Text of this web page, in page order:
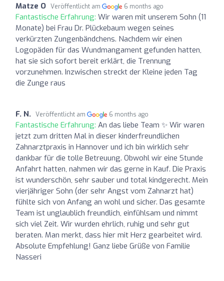
Matze O Veröffentlicht am 6 months ago
Fantastische Erfahrung: Wir waren mit unserem Sohn (11
Monate) bei Frau Dr. Plückebaum wegen seines
verkürzten Zungenbändchens. Nachdem wir einen
Logopäden für das Wundmangament gefunden hatten,
hat sie sich sofort bereit erklärt, die Trennung
vorzunehmen. Inzwischen streckt der Kleine jeden Tag
die Zunge raus
F. N. Veröffentlicht am 6 months ago
Fantastische Erfahrung: An das liebe Team ✨ Wir waren
jetzt zum dritten Mal in dieser kinderfreundlichen
Zahnarztpraxis in Hannover und ich bin wirklich sehr
dankbar für die tolle Betreuung. Obwohl wir eine Stunde
Anfahrt hatten, nahmen wir das gerne in Kauf. Die Praxis
ist wunderschön, sehr sauber und total kindgerecht. Mein
vierjähriger Sohn (der sehr Angst vom Zahnarzt hat)
fühlte sich von Anfang an wohl und sicher. Das gesamte
Team ist unglaublich freundlich, einfühlsam und nimmt
sich viel Zeit. Wir wurden ehrlich, ruhig und sehr gut
beraten. Man merkt, dass hier mit Herz gearbeitet wird.
Absolute Empfehlung! Ganz liebe Grüße von Familie
Nasseri